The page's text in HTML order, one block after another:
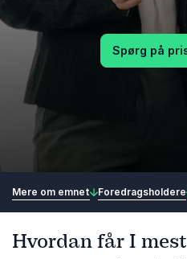
Spørg på
Mere om emnet Foredragsholdere
Hvordan får I